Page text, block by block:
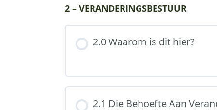
Part Content
Vasvra 1: Paradigmas (30
2 – VERANDERINGSBESTUUR
2.0 Waarom is dit hier?
2.1 Die Behoefte Aan